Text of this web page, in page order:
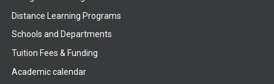
Distance Learning Programs
Schools and Departments
Tuition Fees & Funding
Academic calendar